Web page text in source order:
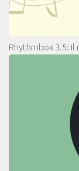
Rhythmbox 3.5: